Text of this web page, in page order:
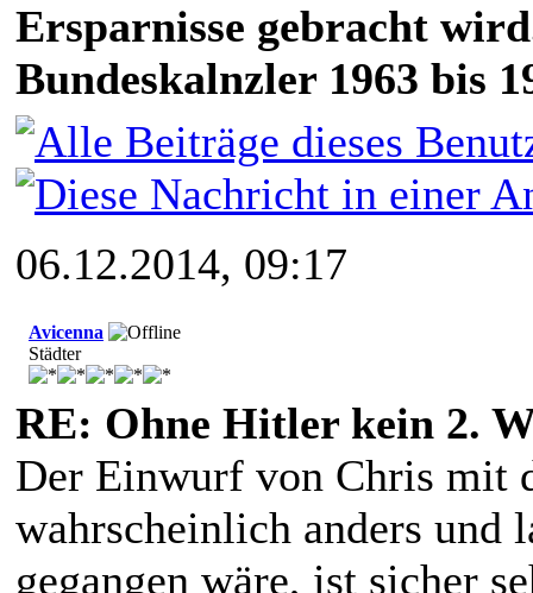
Ersparnisse gebracht
Bundeskalnzler 1963 bis
06.12.2014, 09:17
Avicenna
Städter
RE: Ohne Hitler kein 2.
Der Einwurf von Chris mit
wahrscheinlich anders und
gegangen wäre, ist sicher